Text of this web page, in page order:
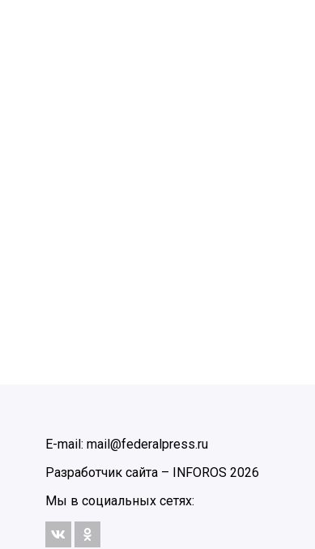
E-mail: mail@federalpress.ru
Разработчик сайта – INFOROS 2026
Мы в социальных сетях: